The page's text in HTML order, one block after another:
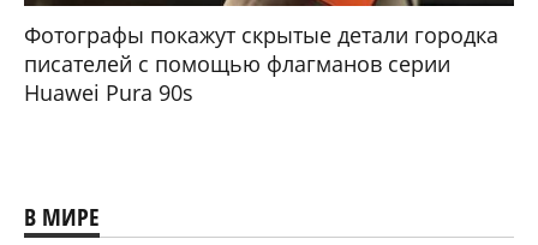
Фотографы покажут скрытые детали городка
писателей с помощью флагманов серии
Huawei Pura 90s
В МИРЕ